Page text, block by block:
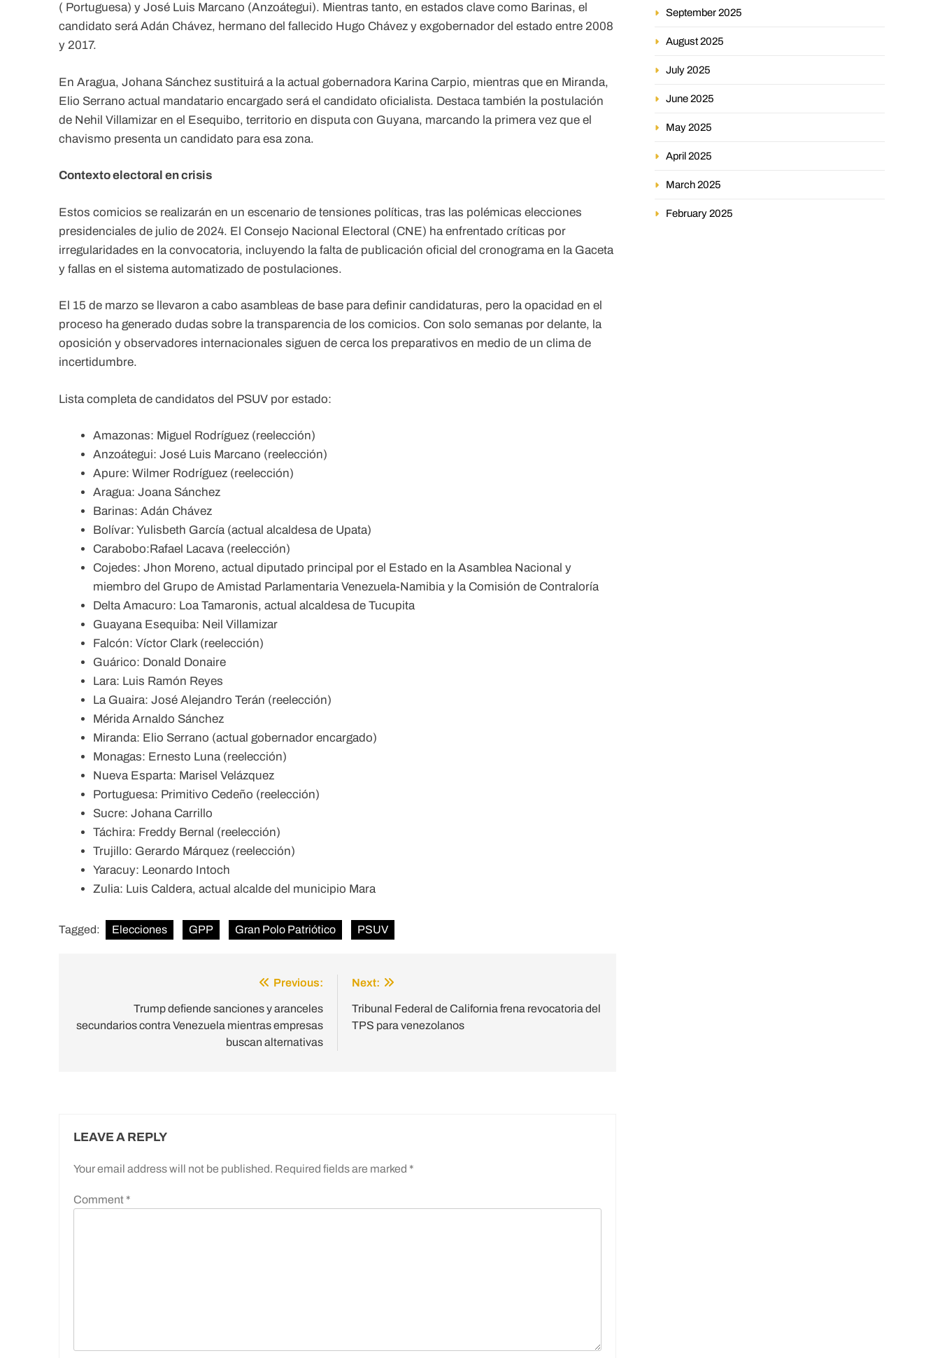
( Portuguesa) y José Luis Marcano (Anzoátegui). Mientras tanto, en estados clave como Barinas, el
candidato será Adán Chávez, hermano del fallecido Hugo Chávez y exgobernador del estado entre 2008
y 2017.
En Aragua, Johana Sánchez sustituirá a la actual gobernadora Karina Carpio, mientras que en Miranda,
Elio Serrano actual mandatario encargado será el candidato oficialista. Destaca también la postulación
de Nehil Villamizar en el Esequibo, territorio en disputa con Guyana, marcando la primera vez que el
chavismo presenta un candidato para esa zona.
Contexto electoral en crisis
Estos comicios se realizarán en un escenario de tensiones políticas, tras las polémicas elecciones
presidenciales de julio de 2024. El Consejo Nacional Electoral (CNE) ha enfrentado críticas por
irregularidades en la convocatoria, incluyendo la falta de publicación oficial del cronograma en la Gaceta
y fallas en el sistema automatizado de postulaciones.
El 15 de marzo se llevaron a cabo asambleas de base para definir candidaturas, pero la opacidad en el
proceso ha generado dudas sobre la transparencia de los comicios. Con solo semanas por delante, la
oposición y observadores internacionales siguen de cerca los preparativos en medio de un clima de
incertidumbre.
Lista completa de candidatos del PSUV por estado:
Amazonas: Miguel Rodríguez (reelección)
Anzoátegui: José Luis Marcano (reelección)
Apure: Wilmer Rodríguez (reelección)
Aragua: Joana Sánchez
Barinas: Adán Chávez
Bolívar: Yulisbeth García (actual alcaldesa de Upata)
Carabobo:Rafael Lacava (reelección)
Cojedes: Jhon Moreno, actual diputado principal por el Estado en la Asamblea Nacional y
miembro del Grupo de Amistad Parlamentaria Venezuela-Namibia y la Comisión de Contraloría
Delta Amacuro: Loa Tamaronis, actual alcaldesa de Tucupita
Guayana Esequiba: Neil Villamizar
Falcón: Víctor Clark (reelección)
Guárico: Donald Donaire
Lara: Luis Ramón Reyes
La Guaira: José Alejandro Terán (reelección)
Mérida Arnaldo Sánchez
Miranda: Elio Serrano (actual gobernador encargado)
Monagas: Ernesto Luna (reelección)
Nueva Esparta: Marisel Velázquez
Portuguesa: Primitivo Cedeño (reelección)
Sucre: Johana Carrillo
Táchira: Freddy Bernal (reelección)
Trujillo: Gerardo Márquez (reelección)
Yaracuy: Leonardo Intoch
Zulia: Luis Caldera, actual alcalde del municipio Mara
Tagged: Elecciones GPP Gran Polo Patriótico PSUV
navigation
Previous:
Trump defiende sanciones y aranceles
secundarios contra Venezuela mientras empresas
buscan alternativas
Next:
Tribunal Federal de California frena revocatoria del
TPS para venezolanos
LEAVE A REPLY
Your email address will not be published. Required fields are marked *
Comment *
September 2025
August 2025
July 2025
June 2025
May 2025
April 2025
March 2025
February 2025